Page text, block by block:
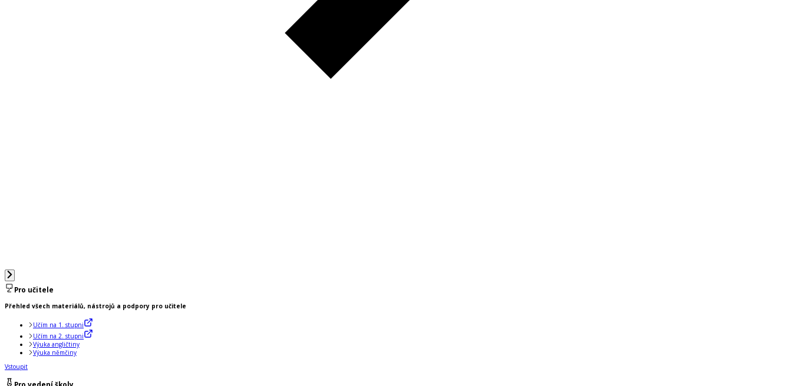
Pro učitele
Přehled všech materiálů, nástrojů a podpory pro učitele
Učím na 1. stupni
Učím na 2. stupni
Výuka angličtiny
Výuka němčiny
Vstoupit